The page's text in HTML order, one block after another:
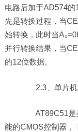
电路后加于AD574
先是转换过程，当
始转换，此时当
并行转换结果，当
的12位数据。
2.3、单片机
AT89C51是
能的CMOS控制器，